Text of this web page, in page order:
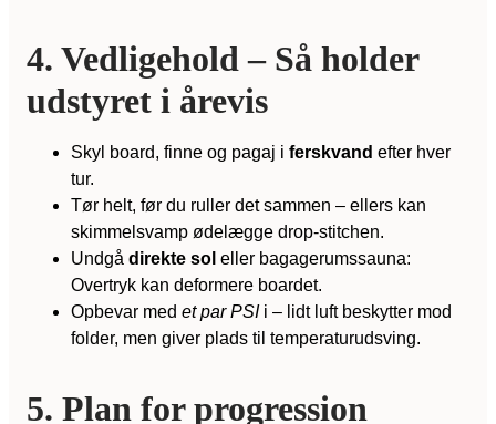
4. Vedligehold – Så holder
udstyret i årevis
Skyl board, finne og pagaj i ferskvand efter hver
tur.
Tør helt, før du ruller det sammen – ellers kan
skimmelsvamp ødelægge drop-stitchen.
Undgå direkte sol eller bagagerumssauna:
Overtryk kan deformere boardet.
Opbevar med et par PSI i – lidt luft beskytter mod
folder, men giver plads til temperaturudsving.
5. Plan for progression